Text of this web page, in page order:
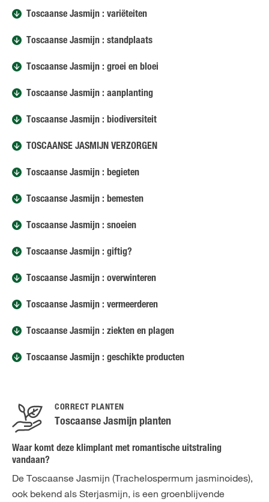
Toscaanse Jasmijn : variëteiten
Toscaanse Jasmijn : standplaats
Toscaanse Jasmijn : groei en bloei
Toscaanse Jasmijn : aanplanting
Toscaanse Jasmijn : biodiversiteit
TOSCAANSE JASMIJN VERZORGEN
Toscaanse Jasmijn : begieten
Toscaanse Jasmijn : bemesten
Toscaanse Jasmijn : snoeien
Toscaanse Jasmijn : giftig?
Toscaanse Jasmijn : overwinteren
Toscaanse Jasmijn : vermeerderen
Toscaanse Jasmijn : ziekten en plagen
Toscaanse Jasmijn : geschikte producten
CORRECT PLANTEN
Toscaanse Jasmijn planten
Waar komt deze klimplant met romantische uitstraling
vandaan?
De Toscaanse Jasmijn (Trachelospermum jasminoides),
ook bekend als Sterjasmijn, is een groenblijvende